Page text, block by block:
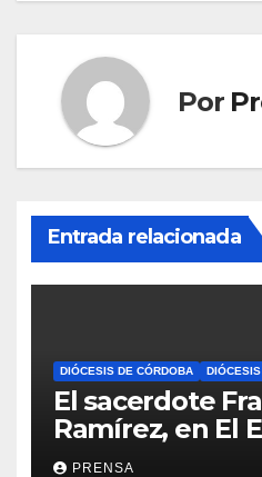
Por
Entrada relacionada
DIÓCESIS DE CÓRDOBA
El sacerdote
Ramírez, en El
Iglesia
PRENSA